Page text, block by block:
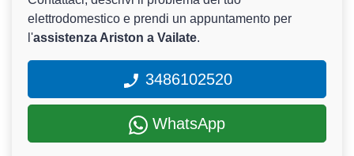
elettrodomestico e prendi un appuntamento per
l'assistenza Ariston a Vailate.
3486102520
WhatsApp